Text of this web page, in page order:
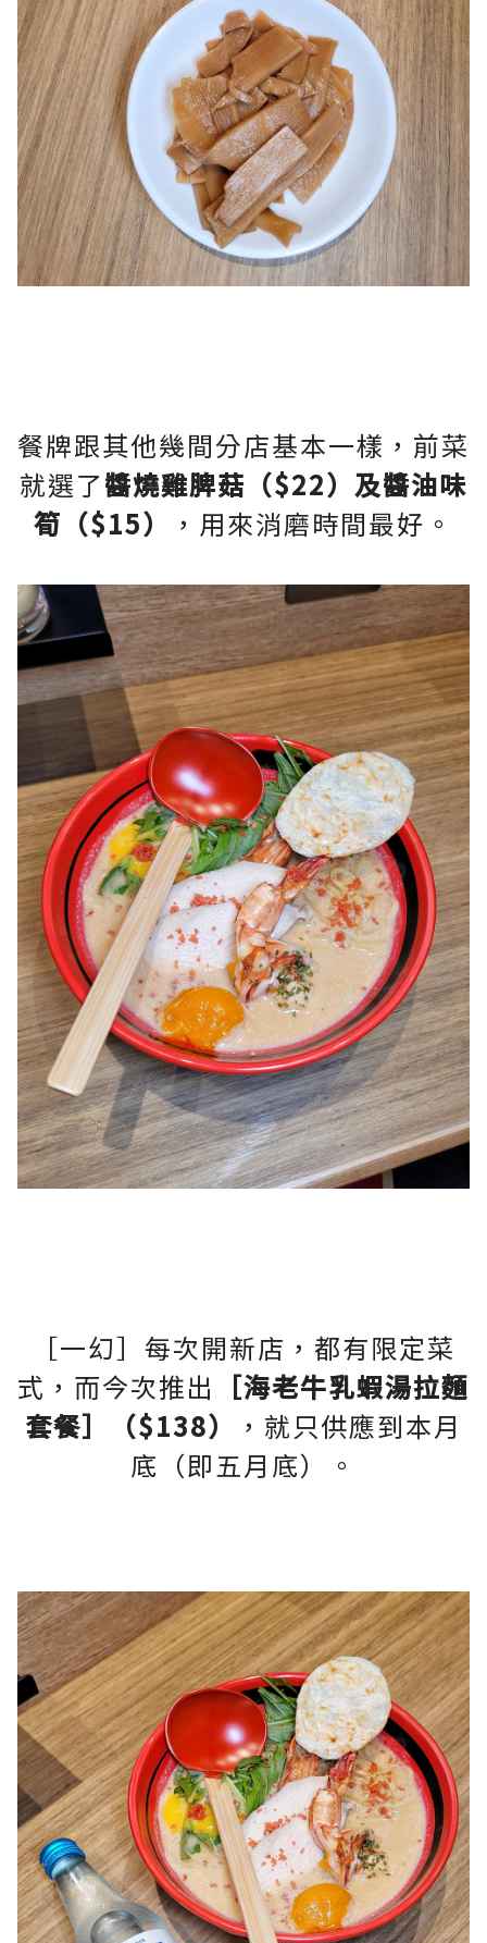
餐牌跟其他幾間分店基本一樣，前菜
就選了醬燒雞脾菇（$22）及醬油味
筍（$15）
，用來消磨時間最好。
［一幻］每次開新店，都有限定菜
式，而今次推出
［海老牛乳蝦湯拉麵
套餐］（$138）
，就只供應到本月
底（即五月底）。